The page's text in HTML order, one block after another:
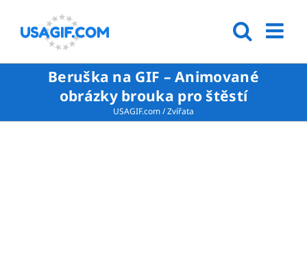
Beruška na GIF – Animované
obrázky brouka pro štěstí
USAGIF.com/Zvířata